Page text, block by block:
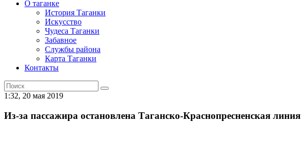
О таганке
История Таганки
Искусство
Чудеса Таганки
Забавное
Службы района
Карта Таганки
Контакты
1:32, 20 мая 2019
Из-за пассажира остановлена Таганско-Краснопресненская линия